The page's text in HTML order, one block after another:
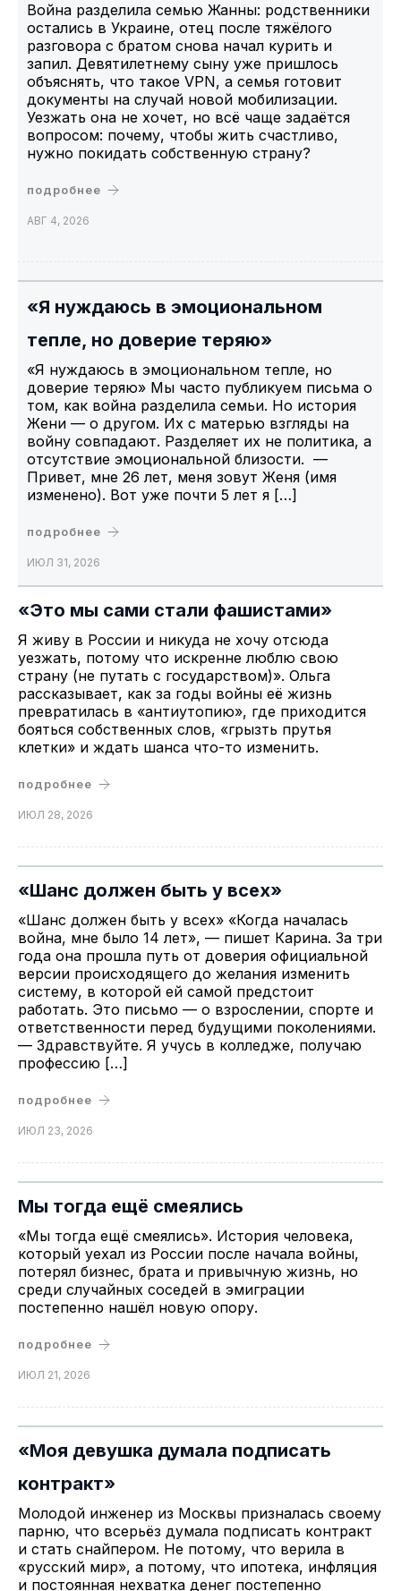
Война разделила семью Жанны: родственники
остались в Украине, отец после тяжёлого
разговора с братом снова начал курить и
запил. Девятилетнему сыну уже пришлось
объяснять, что такое VPN, а семья готовит
документы на случай новой мобилизации.
Уезжать она не хочет, но всё чаще задаётся
вопросом: почему, чтобы жить счастливо,
нужно покидать собственную страну?
подробнее
АВГ 4, 2026
«Я нуждаюсь в эмоциональном
тепле, но доверие теряю»
«Я нуждаюсь в эмоциональном тепле, но
доверие теряю» Мы часто публикуем письма о
том, как война разделила семьи. Но история
Жени — о другом. Их с матерью взгляды на
войну совпадают. Разделяет их не политика, а
отсутствие эмоциональной близости. —
Привет, мне 26 лет, меня зовут Женя (имя
изменено). Вот уже почти 5 лет я […]
подробнее
ИЮЛ 31, 2026
«Это мы сами стали фашистами»
Я живу в России и никуда не хочу отсюда
уезжать, потому что искренне люблю свою
страну (не путать с государством)». Ольга
рассказывает, как за годы войны её жизнь
превратилась в «антиутопию», где приходится
бояться собственных слов, «грызть прутья
клетки» и ждать шанса что-то изменить.
подробнее
ИЮЛ 28, 2026
«Шанс должен быть у всех»
«Шанс должен быть у всех» «Когда началась
война, мне было 14 лет», — пишет Карина. За три
года она прошла путь от доверия официальной
версии происходящего до желания изменить
систему, в которой ей самой предстоит
работать. Это письмо — о взрослении, спорте и
ответственности перед будущими поколениями.
— Здравствуйте. Я учусь в колледже, получаю
профессию […]
подробнее
ИЮЛ 23, 2026
Мы тогда ещё смеялись
«Мы тогда ещё смеялись». История человека,
который уехал из России после начала войны,
потерял бизнес, брата и привычную жизнь, но
среди случайных соседей в эмиграции
постепенно нашёл новую опору.
подробнее
ИЮЛ 21, 2026
«Моя девушка думала подписать
контракт»
Молодой инженер из Москвы призналась своему
парню, что всерьёз думала подписать контракт
и стать снайпером. Не потому, что верила в
«русский мир», а потому, что ипотека, инфляция
и постоянная нехватка денег постепенно